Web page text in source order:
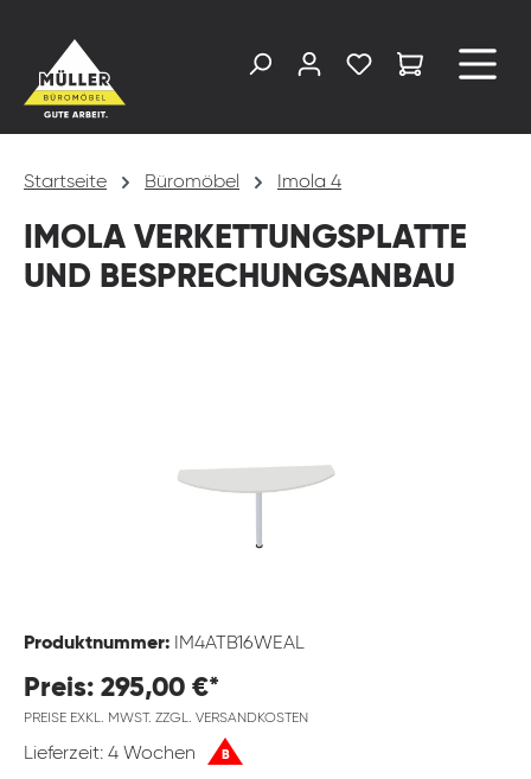
Startseite Büromöbel Imola 4
IMOLA VERKETTUNGSPLATTE
UND BESPRECHUNGSANBAU
Produktnummer: IM4ATB16WEAL
Preis: 295,00 €*
PREISE EXKL. MWST. ZZGL. VERSANDKOSTEN
Lieferzeit: 4 Wochen B